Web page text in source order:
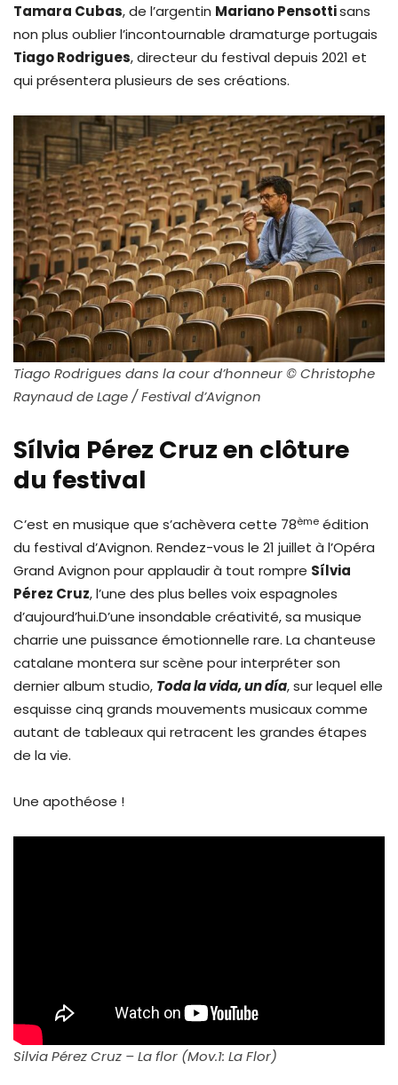
Tamara Cubas, de l’argentin Mariano Pensottisans
non plus oublier l’incontournable dramaturge portugais
Tiago Rodrigues, directeur du festival depuis 2021 et
qui présentera plusieurs de ses créations.
Tiago Rodrigues dans la cour d’honneur © Christophe
Raynaud de Lage / Festival d’Avignon
Sílvia Pérez Cruz en clôture
du festival
C’est en musique que s’achèvera cette 78ème édition
du festival d’Avignon. Rendez-vous le 21 juillet à l’Opéra
Grand Avignon pour applaudir à tout rompre Sílvia
Pérez Cruz, l’une des plus belles voix espagnoles
d’aujourd’hui.D’une insondable créativité, sa musique
charrie une puissance émotionnelle rare. La chanteuse
catalane montera sur scène pour interpréter son
dernier album studio, Toda la vida, un día, sur lequel elle
esquisse cinq grands mouvements musicaux comme
autant de tableaux qui retracent les grandes étapes
de la vie.
Une apothéose !
Silvia Pérez Cruz – La flor (Mov.1: La Flor)